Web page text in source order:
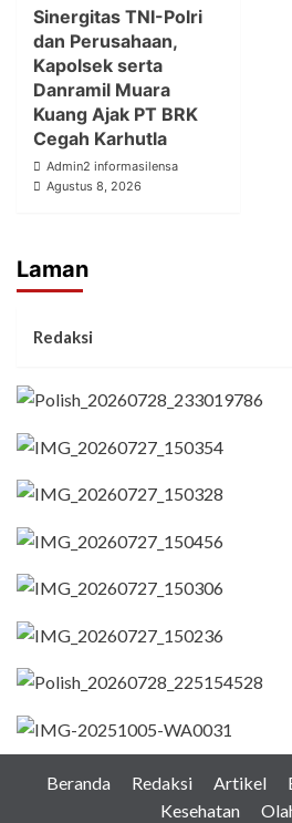
Sinergitas TNI-Polri
dan Perusahaan,
Kapolsek serta
Danramil Muara
Kuang Ajak PT BRK
Cegah Karhutla
Admin2 informasilensa
Agustus 8, 2026
Laman
Redaksi
Beranda Redaksi Artikel
Kesehatan